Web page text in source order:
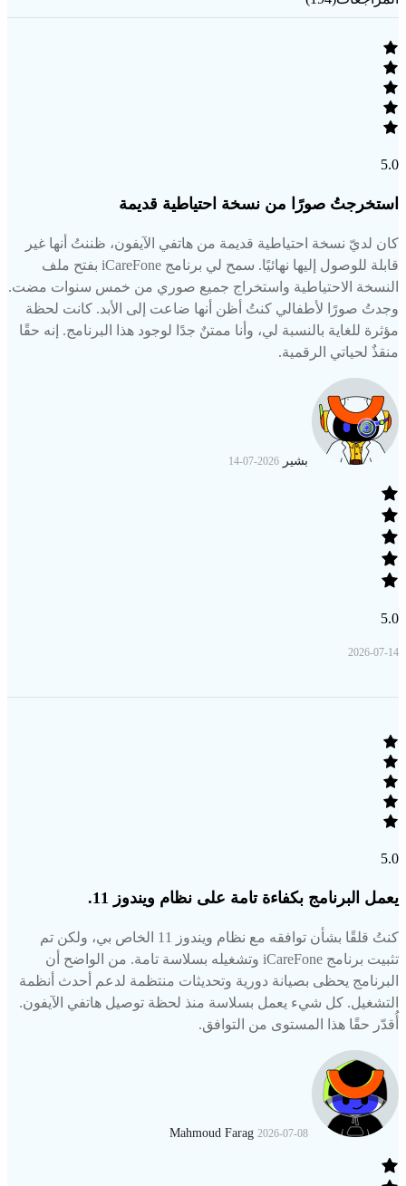
5.0
استخرجتُ صورًا من نسخة احتياطية قديمة
كان لديّ نسخة احتياطية قديمة من هاتفي الآيفون، ظننتُ أنها غير
قابلة للوصول إليها نهائيًا. سمح لي برنامج iCareFone بفتح ملف
النسخة الاحتياطية واستخراج جميع صوري من خمس سنوات مضت.
وجدتُ صورًا لأطفالي كنتُ أظن أنها ضاعت إلى الأبد. كانت لحظة
مؤثرة للغاية بالنسبة لي، وأنا ممتنٌ جدًا لوجود هذا البرنامج. إنه حقًا
منقذٌ لحياتي الرقمية.
بشير 2026-07-14
5.0
2026-07-14
5.0
يعمل البرنامج بكفاءة تامة على نظام ويندوز 11.
كنتُ قلقًا بشأن توافقه مع نظام ويندوز 11 الخاص بي، ولكن تم
تثبيت برنامج iCareFone وتشغيله بسلاسة تامة. من الواضح أن
البرنامج يحظى بصيانة دورية وتحديثات منتظمة لدعم أحدث أنظمة
التشغيل. كل شيء يعمل بسلاسة منذ لحظة توصيل هاتفي الآيفون.
أُقدّر حقًا هذا المستوى من التوافق.
Mahmoud Farag 2026-07-08